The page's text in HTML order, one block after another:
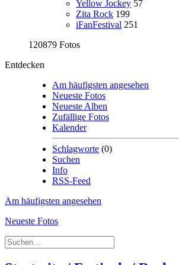
Yellow Jockey 57
Zita Rock 199
iFanFestival 251
120879 Fotos
Entdecken
Am häufigsten angesehen
Neueste Fotos
Neueste Alben
Zufällige Fotos
Kalender
Schlagworte (0)
Suchen
Info
RSS-Feed
Am häufigsten angesehen
Neueste Fotos